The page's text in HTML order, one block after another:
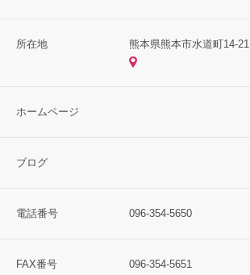
所在地 熊本県熊本市水道町14-21
ホームページ
ブログ
電話番号 096-354-5650
FAX番号 096-354-5651